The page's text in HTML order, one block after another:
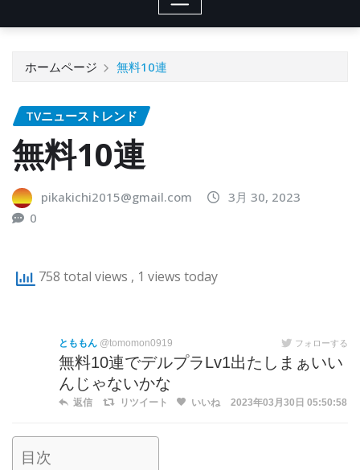
ホームページ 無料10連
TVニューストレンド
無料10連
pikakichi2015@gmail.com
3月 30, 2023
0
758 total views , 1 views today
とももん @tomomon0919 フォローする
無料10連でデルプラLv1出たしまぁいい
んじゃないかな
返信 リツイート いいね 2023年03月30日 05:50:58
目次